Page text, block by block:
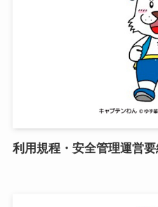
利用規程・安全管理運営要